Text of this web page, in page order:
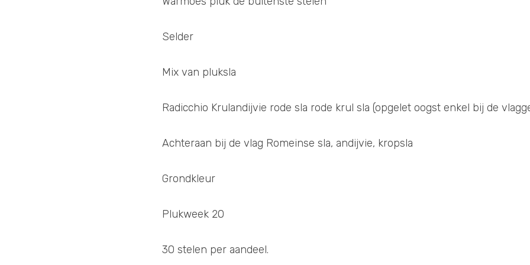
Selder
Mix van pluksla
Radicchio Krulandijvie rode sla rode krul sla (opgelet oogst enkel bij de
Achteraan bij de vlag Romeinse sla, andijvie, kropsla
Grondkleur
Plukweek 20
30 stelen per aandeel.